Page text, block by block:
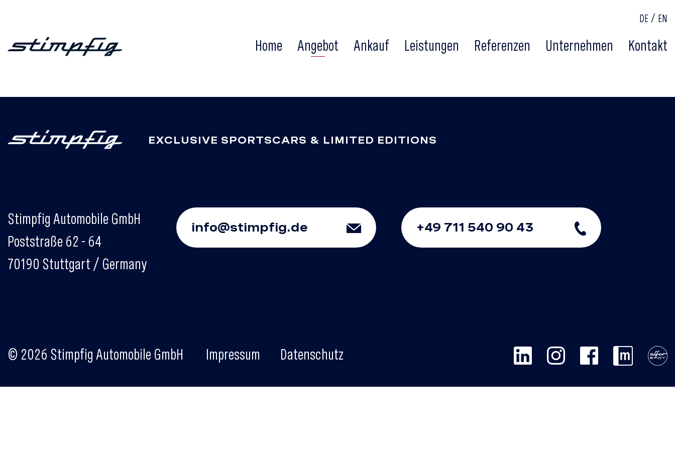
DE EN
Home Angebot Ankauf Leistungen Referenzen Unternehmen Kontakt
EXCLUSIVE SPORTSCARS & LIMITED EDITIONS
Stimpfig Automobile GmbH
Poststraße 62 - 64
70190 Stuttgart / Germany
info@stimpfig.de +49 711 540 90 43
© 2026 Stimpfig Automobile GmbH Impressum Datenschutz